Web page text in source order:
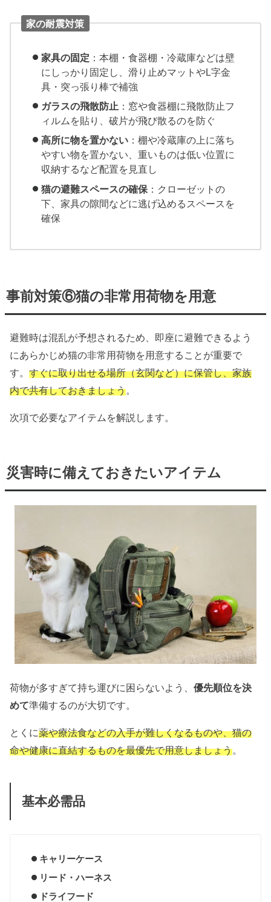
家の耐震対策
家具の固定 ：本棚・食器棚・冷蔵庫などは壁
にしっかり固定し、滑り止めマットやL字金
具・突っ張り棒で補強
ガラスの飛散防止 ：窓や食器棚に飛散防止フ
ィルムを貼り、破片が飛び散るのを防ぐ
高所に物を置かない ：棚や冷蔵庫の上に落ち
やすい物を置かない、重いものは低い位置に
収納するなど配置を見直し
猫の避難スペースの確保 ：クローゼットの
下、家具の隙間などに逃げ込めるスペースを
確保
事前対策⑥猫の非常用荷物を用意
避難時は混乱が予想されるため、即座に避難できるよう
にあらかじめ猫の非常用荷物を用意することが重要で
す。すぐに取り出せる場所（玄関など）に保管し、家族
内で共有しておきましょう。
次項で必要なアイテムを解説します。
災害時に備えておきたいアイテム
荷物が多すぎて持ち運びに困らないよう、優先順位を決
めて準備するのが大切です。
とくに薬や療法食などの入手が難しくなるものや、猫の
命や健康に直結するものを最優先で用意しましょう。
基本必需品
キャリーケース
リード・ハーネス
ドライフード